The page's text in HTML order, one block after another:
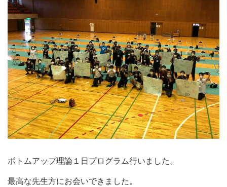
ボトムアップ理論１日プログラム行いました。
最高な先生方にお会いできました。